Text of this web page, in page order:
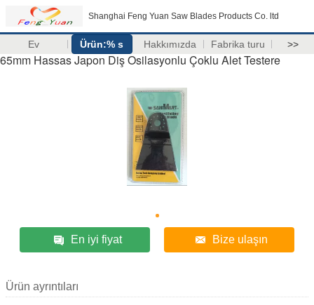
Shanghai Feng Yuan Saw Blades Products Co. ltd
Ev Ürün:% s Hakkımızda Fabrika turu >>
65mm Hassas Japon Diş Osilasyonlu Çoklu Alet Testere
En iyi fiyat Bize ulaşın
Ürün ayrıntıları